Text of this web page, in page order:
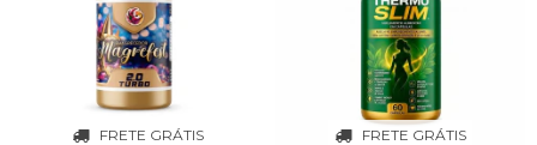
FRETE GRÁTIS FRETE GRÁTIS